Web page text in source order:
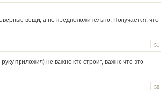
вещи, а не предположительно. Получается, что
51
приложил) не важно кто строит, важно что это
50